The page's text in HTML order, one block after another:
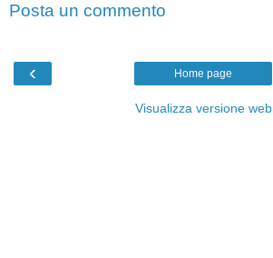
Posta un commento
‹ Home page
Visualizza versione web